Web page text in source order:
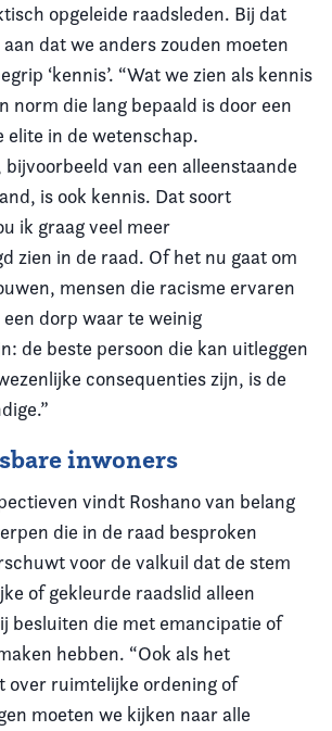
opgeleide raadsleden. Bij dat
dat we anders zouden moeten
‘kennis’. “Wat we zien als kennis
norm die lang bepaald is door een
in de wetenschap.
van een alleenstaande
is ook kennis. Dat soort
ik graag veel meer
zien in de raad. Of het nu gaat om
mensen die racisme ervaren
dorp waar te weinig
de beste persoon die kan uitleggen
consequenties zijn, is de
inwoners
vindt Roshano van belang
die in de raad besproken
voor de valkuil dat de stem
of gekleurde raadslid alleen
besluiten die met emancipatie of
hebben. “Ook als het
over ruimtelijke ordening of
moeten we kijken naar alle